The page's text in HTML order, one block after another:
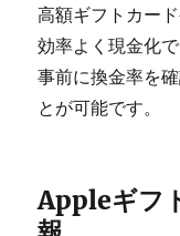
高額ギフトカー
効率よく現金化
事前に換金率を
とが可能です。
Appleギフ